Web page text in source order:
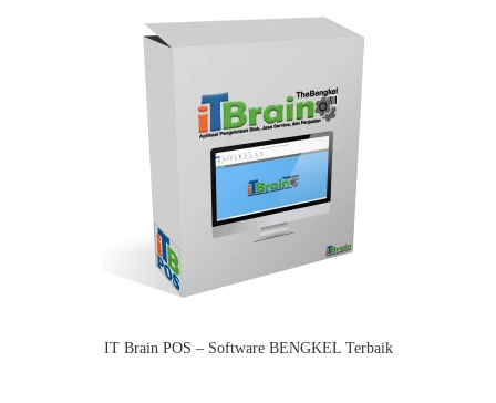
IT Brain POS – Software BENGKEL Terbaik